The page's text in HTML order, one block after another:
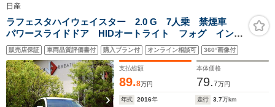
日産
ラフェスタハイウェイスター 2.0 G 7人乗 禁煙車
パワースライドドア HIDオートライト フォグ インテ
リキー 純正15AW ETC 革巻きハンドル ステアスイ
ッチ プライバシーガラス ドアバイザー CDオーディ
オ アイドリングストップ
販売店保証 車両品質評価書付 購入プラン付 オンライン相談可 360°画像付
支払総額
89.8万円
本体価格
79.7万円
年式 2016年 走行 3.7万km